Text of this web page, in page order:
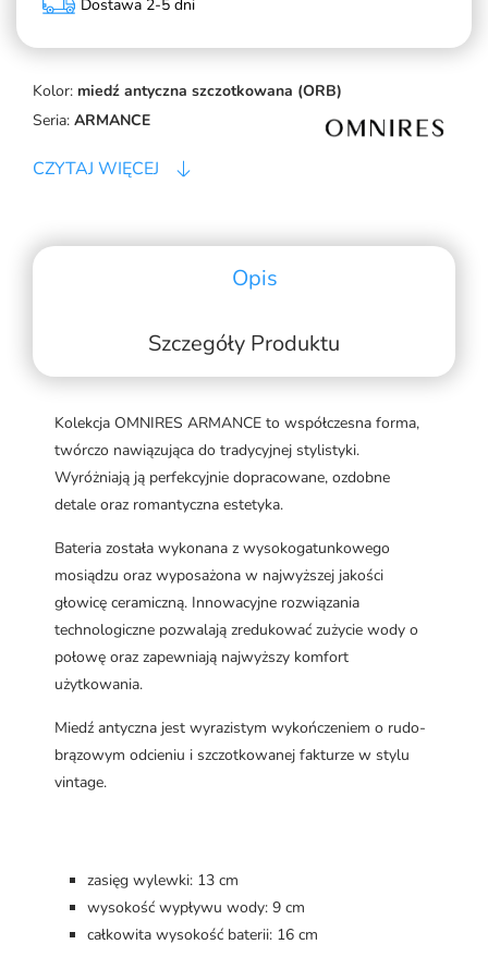
Kolor: miedź antyczna szczotkowana (ORB)
Seria: ARMANCE
CZYTAJ WIĘCEJ
Dostawa 2-5 dni
Opis
Szczegóły Produktu
Kolekcja OMNIRES ARMANCE to współczesna forma,
twórczo nawiązująca do tradycyjnej stylistyki.
Wyróżniają ją perfekcyjnie dopracowane, ozdobne
detale oraz romantyczna estetyka.
Bateria została wykonana z wysokogatunkowego
mosiądzu oraz wyposażona w najwyższej jakości
głowicę ceramiczną. Innowacyjne rozwiązania
technologiczne pozwalają zredukować zużycie wody o
połowę oraz zapewniają najwyższy komfort
użytkowania.
Miedź antyczna jest wyrazistym wykończeniem o rudo-
brązowym odcieniu i szczotkowanej fakturze w stylu
vintage.
zasięg wylewki: 13 cm
wysokość wypływu wody: 9 cm
całkowita wysokość baterii: 16 cm